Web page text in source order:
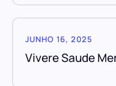
JUNHO 16, 2025
Vivere Saude